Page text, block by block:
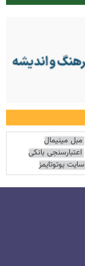
مبل مینیمال
اعتبارسنجی بانکی
سایت یوتوتایمز